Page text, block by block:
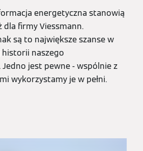
energetyczna stanowią
firmy Viessmann.
są to największe szanse w
naszego
jest pewne - wspólnie z
wykorzystamy je w pełni.